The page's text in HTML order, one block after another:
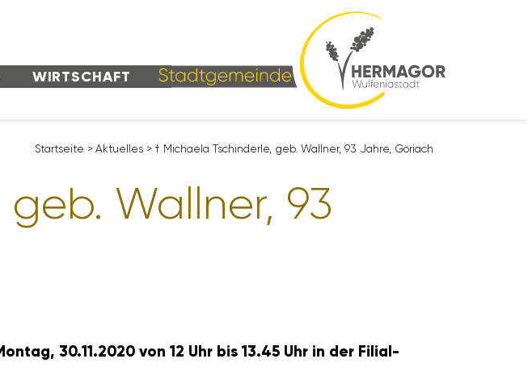
WIRT­SCHAFT
Start­seite > Aktu­elles > † Michaela Tschin­derle, geb. Wallner, 93 Jahre, Göriach
Wallner, 93
30.11.2020 von 12 Uhr bis 13.45 Uhr in der Fili­al­